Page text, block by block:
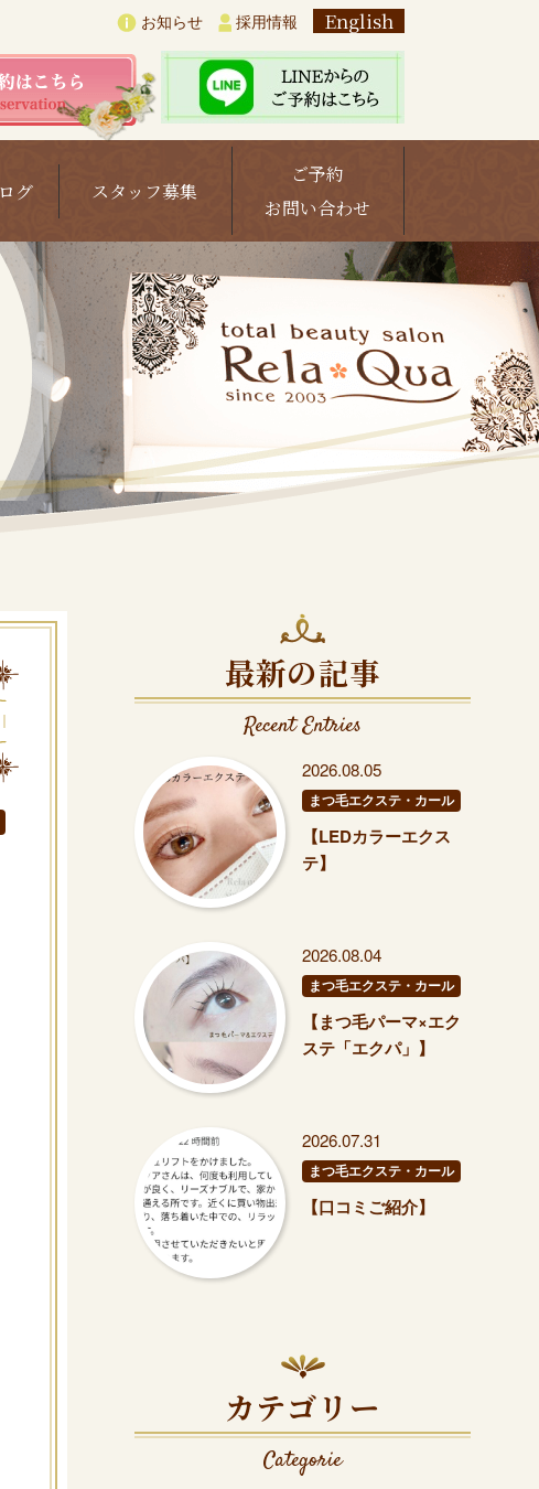
お知らせ 採用情報 English
グ スタッフ募集
ご予約
お問い合わせ
最新の記事
Recent Entries
2026.08.05
まつ毛エクステ・カール
【LEDカラーエクス
テ】
2026.08.04
まつ毛エクステ・カール
【まつ毛パーマ×エク
ステ「エクパ」】
2026.07.31
まつ毛エクステ・カール
【口コミご紹介】
カテゴリー
Categorie